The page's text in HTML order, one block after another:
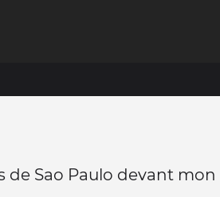
de Sao Paulo devant